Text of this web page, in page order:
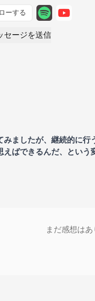
ーする
セージを送信
みましたが、継続的に
ばできるんだ、という
まだ感想は